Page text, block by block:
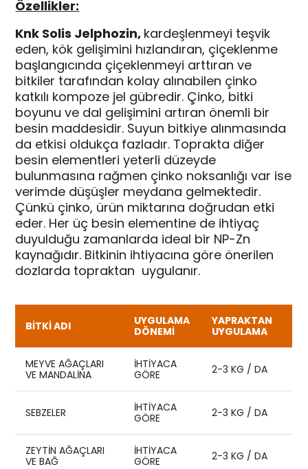
Özellikler:
Knk Solis Jelphozin, kardeşlenmeyi teşvik
eden, kök gelişimini hızlandıran, çiçeklenme
başlangıcında çiçeklenmeyi arttıran ve
bitkiler tarafından kolay alınabilen çinko
katkılı kompoze jel gübredir. Çinko, bitki
boyunu ve dal gelişimini artıran önemli bir
besin maddesidir. Suyun bitkiye alınmasında
da etkisi oldukça fazladır. Toprakta diğer
besin elementleri yeterli düzeyde
bulunmasına rağmen çinko noksanlığı var ise
verimde düşüşler meydana gelmektedir.
Çünkü çinko, ürün miktarına doğrudan etki
eder. Her üç besin elementine de ihtiyaç
duyulduğu zamanlarda ideal bir NP-Zn
kaynağıdır. Bitkinin ihtiyacına göre önerilen
dozlarda topraktan uygulanır.
BİTKİ ADI
UYGULAMA
DÖNEMİ
YAPRAKTAN
UYGULAMA
MEYVE AĞAÇLARI
VE MANDALINA
İHTIYACA
GÖRE
2-3 KG / DA
SEBZELER
İHTIYACA
GÖRE
2-3 KG / DA
ZEYTIN AĞAÇLARI
VE BAĞ
İHTIYACA
GÖRE
2-3 KG / DA